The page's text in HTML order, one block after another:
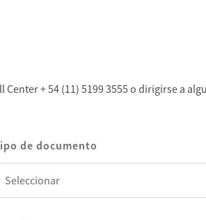
+ 54 (11) 5199 3555 o dirigirse a
de documento
Seleccionar